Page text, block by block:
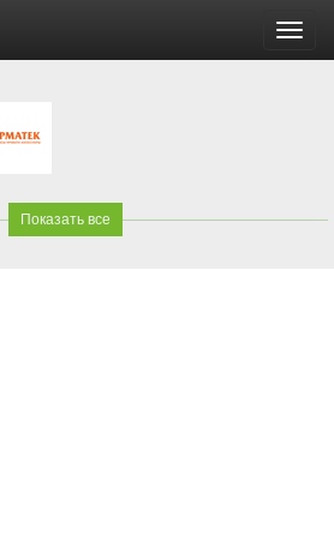
Показать все